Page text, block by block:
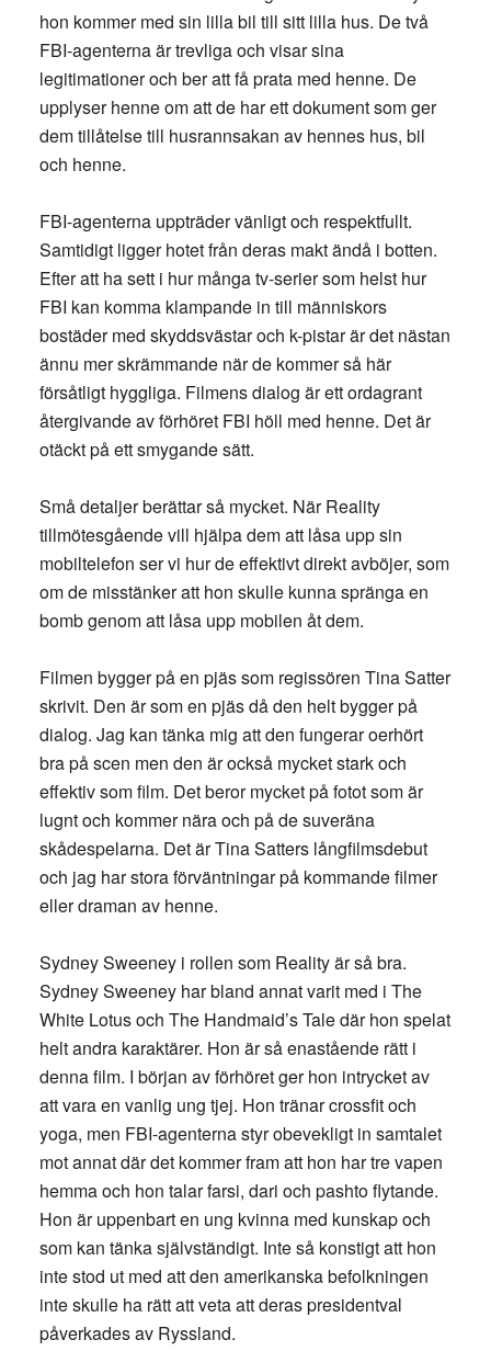
hon kommer med sin lilla bil till sitt lilla hus. De två
FBI-agenterna är trevliga och visar sina
legitimationer och ber att få prata med henne. De
upplyser henne om att de har ett dokument som ger
dem tillåtelse till husrannsakan av hennes hus, bil
och henne.
FBI-agenterna uppträder vänligt och respektfullt.
Samtidigt ligger hotet från deras makt ändå i botten.
Efter att ha sett i hur många tv-serier som helst hur
FBI kan komma klampande in till människors
bostäder med skyddsvästar och k-pistar är det nästan
ännu mer skrämmande när de kommer så här
försåtligt hyggliga. Filmens dialog är ett ordagrant
återgivande av förhöret FBI höll med henne. Det är
otäckt på ett smygande sätt.
Små detaljer berättar så mycket. När Reality
tillmötesgående vill hjälpa dem att låsa upp sin
mobiltelefon ser vi hur de effektivt direkt avböjer, som
om de misstänker att hon skulle kunna spränga en
bomb genom att låsa upp mobilen åt dem.
Filmen bygger på en pjäs som regissören Tina Satter
skrivit. Den är som en pjäs då den helt bygger på
dialog. Jag kan tänka mig att den fungerar oerhört
bra på scen men den är också mycket stark och
effektiv som film. Det beror mycket på fotot som är
lugnt och kommer nära och på de suveräna
skådespelarna. Det är Tina Satters långfilmsdebut
och jag har stora förväntningar på kommande filmer
eller draman av henne.
Sydney Sweeney i rollen som Reality är så bra.
Sydney Sweeney har bland annat varit med i The
White Lotus och The Handmaid’s Tale där hon spelat
helt andra karaktärer. Hon är så enastående rätt i
denna film. I början av förhöret ger hon intrycket av
att vara en vanlig ung tjej. Hon tränar crossfit och
yoga, men FBI-agenterna styr obevekligt in samtalet
mot annat där det kommer fram att hon har tre vapen
hemma och hon talar farsi, dari och pashto flytande.
Hon är uppenbart en ung kvinna med kunskap och
som kan tänka självständigt. Inte så konstigt att hon
inte stod ut med att den amerikanska befolkningen
inte skulle ha rätt att veta att deras presidentval
påverkades av Ryssland.